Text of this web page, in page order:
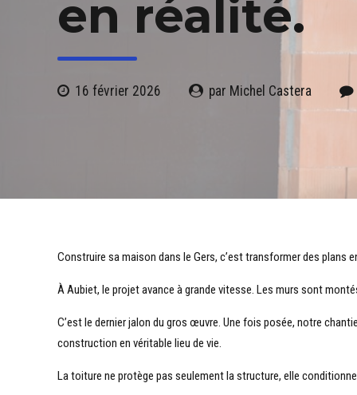
en réalité.
16 février 2026 par Michel Castera
Construire sa maison dans le Gers, c’est transformer des plans
À Aubiet, le projet avance à grande vitesse. Les murs sont
C’est le dernier jalon du gros œuvre. Une fois posée, notre
construction en véritable lieu de vie.
La toiture ne protège pas seulement la structure, elle